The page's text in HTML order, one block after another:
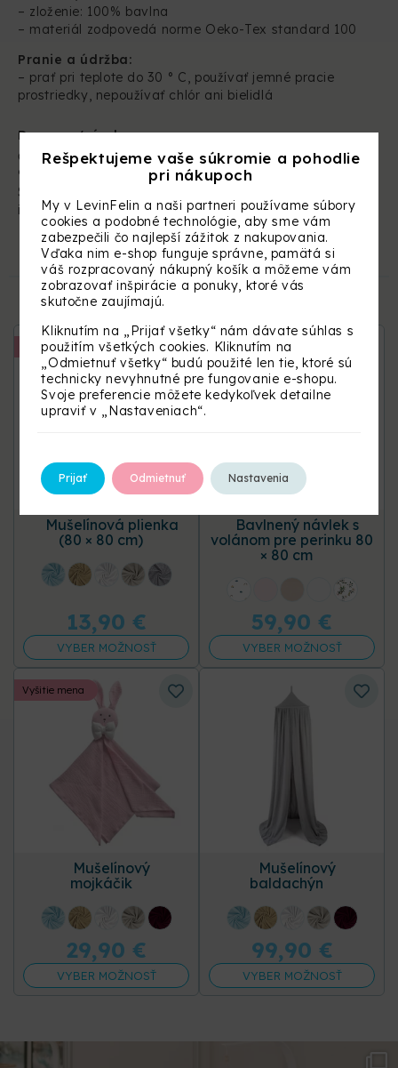
– zloženie: 100% bavlna
– materiál zodpovedá norme Oeko-Tex standard 100
Pranie a údržba:
– prať pri teplote do 30 ° C, používať jemné pracie
prostriedky, nepoužívať chlór ani bielidlá
Dovozca/výrobca:
Čerešňová 1454/1A
900 25 Chorvátsky Grob
Slovenská republika
info@levinfelin.com
SÚVISIACE PRODUKTY
Mušelínová plienka
(80 × 80 cm)
13,90 €
VYBER MOŽNOSŤ
Vyšitie mena
Bavlnený návlek s
volánom pre perinku 80
× 80 cm
59,90 €
VYBER MOŽNOSŤ
Vyšitie mena
Mušelínový
mojkáčik
29,90 €
VYBER MOŽNOSŤ
Vyšitie mena
Mušelínový
baldachýn
99,90 €
VYBER MOŽNOSŤ
Rešpektujeme vaše súkromie a pohodlie
pri nákupoch
My v LevinFelin a naši partneri používame súbory
cookies a podobné technológie, aby sme vám
zabezpečili čo najlepší zážitok z nakupovania.
Vďaka nim e-shop funguje správne, pamätá si
váš rozpracovaný nákupný košík a môžeme vám
zobrazovať inšpirácie a ponuky, ktoré vás
skutočne zaujímajú.
Kliknutím na „Prijať všetky“ nám dávate súhlas s
použitím všetkých cookies. Kliknutím na
„Odmietnuť všetky“ budú použité len tie, ktoré sú
technicky nevyhnutné pre fungovanie e-shopu.
Svoje preferencie môžete kedykoľvek detailne
upraviť v „Nastaveniach“.
Prijať Odmietnuť Nastavenia